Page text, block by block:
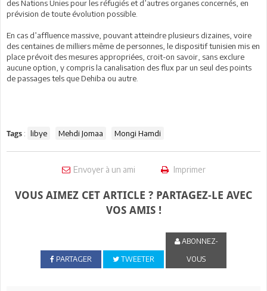
des Nations Unies pour les réfugiés et d’autres organes concernés, en
prévision de toute évolution possible.
En cas d’affluence massive, pouvant atteindre plusieurs dizaines, voire
des centaines de milliers même de personnes, le dispositif tunisien mis en
place prévoit des mesures appropriées, croit-on savoir, sans exclure
aucune option, y compris la canalisation des flux par un seul des points
de passages tels que Dehiba ou autre.
Tags : libye Mehdi Jomaa Mongi Hamdi
Envoyer à un ami Imprimer
VOUS AIMEZ CET ARTICLE ? PARTAGEZ-LE AVEC
VOS AMIS !
PARTAGER TWEETER
ABONNEZ-
VOUS